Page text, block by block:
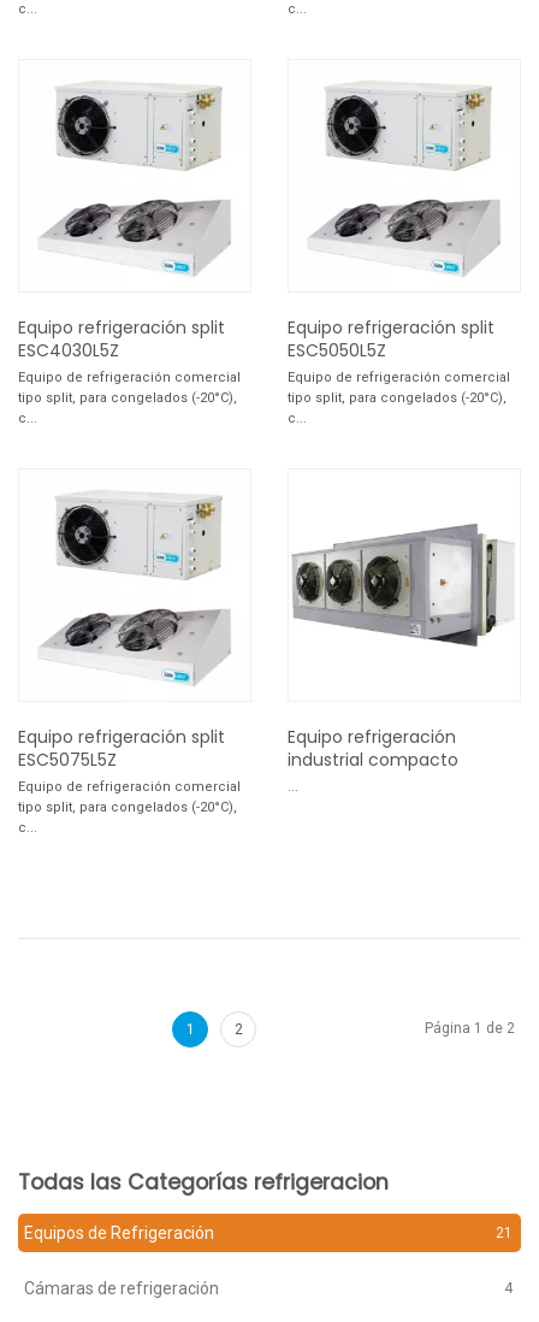
c... c...
Equipo refrigeración split
ESC4030L5Z
Equipo de refrigeración comercial
tipo split, para congelados (-20°C),
c...
Equipo refrigeración split
ESC5050L5Z
Equipo de refrigeración comercial
tipo split, para congelados (-20°C),
c...
Equipo refrigeración split
ESC5075L5Z
Equipo de refrigeración comercial
tipo split, para congelados (-20°C),
c...
Equipo refrigeración
industrial compacto
...
1 2 Página 1 de 2
Todas las Categorías refrigeracion
Equipos de Refrigeración 21
Cámaras de refrigeración 4